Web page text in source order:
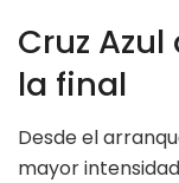
Cruz
la final
Desde el
mayor